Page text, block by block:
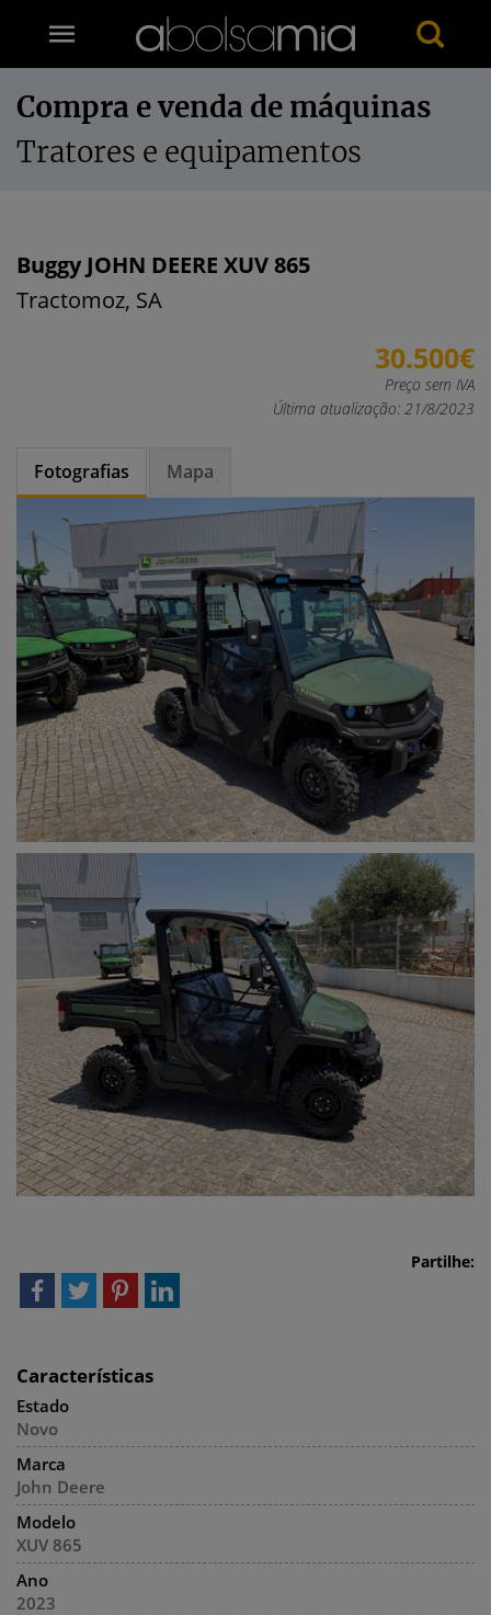
Compra e venda de máquinas
Tratores e equipamentos
Buggy JOHN DEERE XUV 865
Tractomoz, SA
30.500€
Preço sem IVA
Última atualização: 21/8/2023
Fotografias Mapa
Partilhe:
Características
Estado
Novo
Marca
John Deere
Modelo
XUV 865
Ano
2023